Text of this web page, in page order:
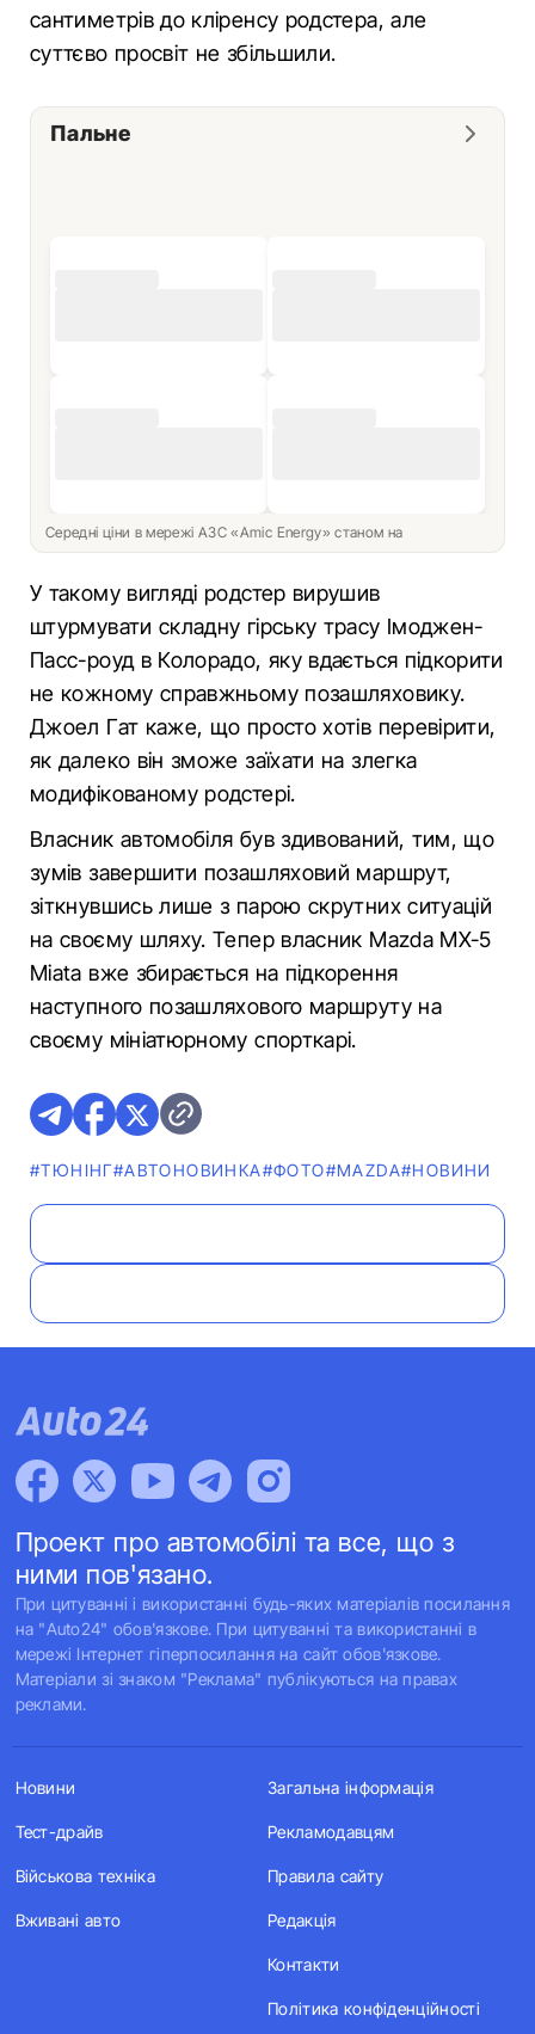
сантиметрів до кліренсу родстера, але
суттєво просвіт не збільшили.
Пальне
Середні ціни в мережі АЗС «Amic Energy» станом на
У такому вигляді родстер вирушив
штурмувати складну гірську трасу Імоджен-
Пасс-роуд в Колорадо, яку вдається підкорити
не кожному справжньому позашляховику.
Джоел Гат каже, що просто хотів перевірити,
як далеко він зможе заїхати на злегка
модифікованому родстері.
Власник автомобіля був здивований, тим, що
зумів завершити позашляховий маршрут,
зіткнувшись лише з парою скрутних ситуацій
на своєму шляху. Тепер власник Mazda MX-5
Miata вже збирається на підкорення
наступного позашляхового маршруту на
своєму мініатюрному спорткарі.
#ТЮНІНГ#АВТОНОВИНКА#ФОТО#MAZDA#НОВИНИ
Проект про автомобілі та все, що з
ними пов'язано.
При цитуванні і використанні будь-яких матеріалів посилання
на "Auto24" обов'язкове. При цитуванні та використанні в
мережі Інтернет гіперпосилання на сайт обов'язкове.
Матеріали зі знаком "Реклама" публікуються на правах
реклами.
Новини
Тест-драйв
Військова техніка
Вживані авто
Загальна інформація
Рекламодавцям
Правила сайту
Редакція
Контакти
Політика конфіденційності